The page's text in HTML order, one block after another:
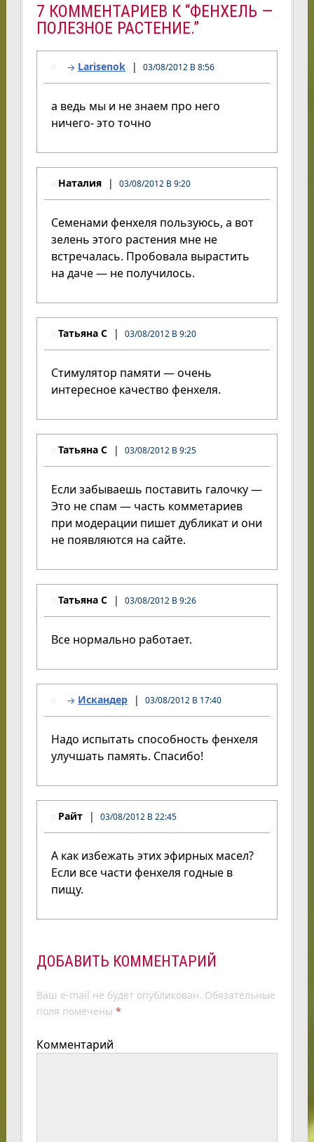
7 КОММЕНТАРИЕВ К “ФЕНХЕЛЬ —
ПОЛЕЗНОЕ РАСТЕНИЕ.”
Larisenok 03/08/2012 В 8:56
а ведь мы и не знаем про него
ничего- это точно
Наталия 03/08/2012 В 9:20
Семенами фенхеля пользуюсь, а вот
зелень этого растения мне не
встречалась. Пробовала вырастить
на даче — не получилось.
Татьяна С 03/08/2012 В 9:20
Cтимулятор памяти — очень
интересное качество фенхеля.
Татьяна С 03/08/2012 В 9:25
Если забываешь поставить галочку —
Это не спам — часть комметариев
при модерации пишет дубликат и они
не появляются на сайте.
Татьяна С 03/08/2012 В 9:26
Все нормально работает.
Искандер 03/08/2012 В 17:40
Надо испытать способность фенхеля
улучшать память. Спасибо!
Райт 03/08/2012 В 22:45
А как избежать этих эфирных масел?
Если все части фенхеля годные в
пищу.
ДОБАВИТЬ КОММЕНТАРИЙ
Ваш e-mail не будет опубликован. Обязательные
поля помечены *
Комментарий